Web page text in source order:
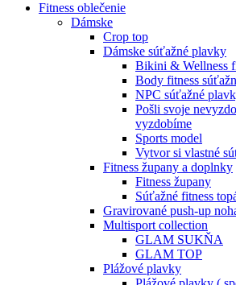
Fitness oblečenie
Dámske
Crop top
Dámske súťažné plavky
Bikini & Wellness
Body fitness
NPC súťažné
Pošli svoje
vyzdobíme
Sports model
Vytvor si vlastné
Fitness župany a doplnky
Fitness župany
Súťažné fitness
Gravirované push-up
Multisport collection
GLAM SUKŇA
GLAM TOP
Plážové plavky